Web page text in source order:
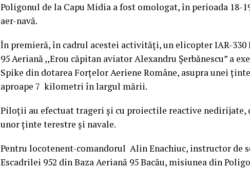
Poligonul de la Capu Midia a fost omologat, în perioada 18-
aer-navă.
În premieră, în cadrul acestei activități, un elicopter IAR-330
95 Aeriană ,,Erou căpitan aviator Alexandru Șerbănescu” a
Spike din dotarea Forțelor Aeriene Române, asupra unei
aproape 7 kilometri în largul mării.
Piloții au efectuat trageri și cu proiectile reactive nedirijate,
unor ținte terestre și navale.
Pentru locotenent-comandorul Alin Enachiuc, instructor de
Escadrilei 952 din Baza Aeriană 95 Bacău, misiunea din